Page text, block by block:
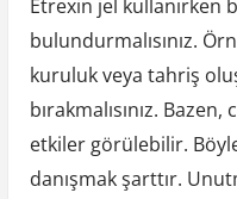
Etrexin jel kullanırken
bulundurmalısınız.
kuruluk veya tahriş
bırakmalısınız.
etkiler görülebilir.
danışmak şarttır.